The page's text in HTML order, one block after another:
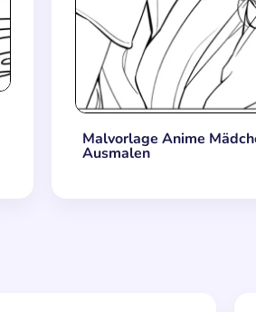
Malvorlage Anime
Ausmalen